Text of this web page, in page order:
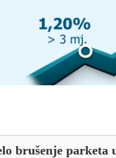
brušenje parketa